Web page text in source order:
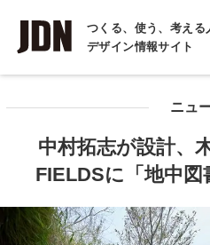
つくる、使う、考える
デザイン情報サイト
INTERVIEW
インタビュー
COLUMN
ニュ
中村拓志が設計、
FIELDSに「地中